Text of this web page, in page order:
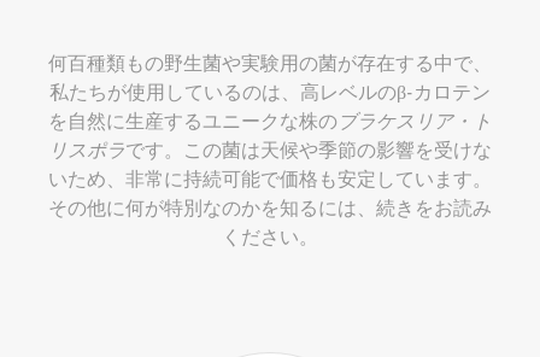
何百種類もの野生菌や実験用の菌が存在する中で、
私たちが使用しているのは、高レベルのβ-カロテン
を自然に生産するユニークな株のブラケスリア・ト
リスポラです。この菌は天候や季節の影響を受けな
いため、非常に持続可能で価格も安定しています。
その他に何が特別なのかを知るには、続きをお読み
ください。